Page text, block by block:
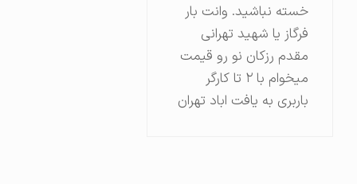
خسته نباشید. وانت بار
فرگاز یا شهید تهرانی
مقدم رزکان نو رو قیمت
میخوام با ۲ تا کارگر
باربری به یافت اباد تهران